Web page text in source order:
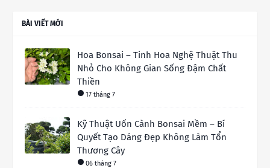
BÀI VIẾT MỚI
Hoa Bonsai – Tinh Hoa Nghệ Thuật Thu
Nhỏ Cho Không Gian Sống Đậm Chất
Thiền
17 tháng 7
Kỹ Thuật Uốn Cành Bonsai Mềm – Bí
Quyết Tạo Dáng Đẹp Không Làm Tổn
Thương Cây
06 tháng 7